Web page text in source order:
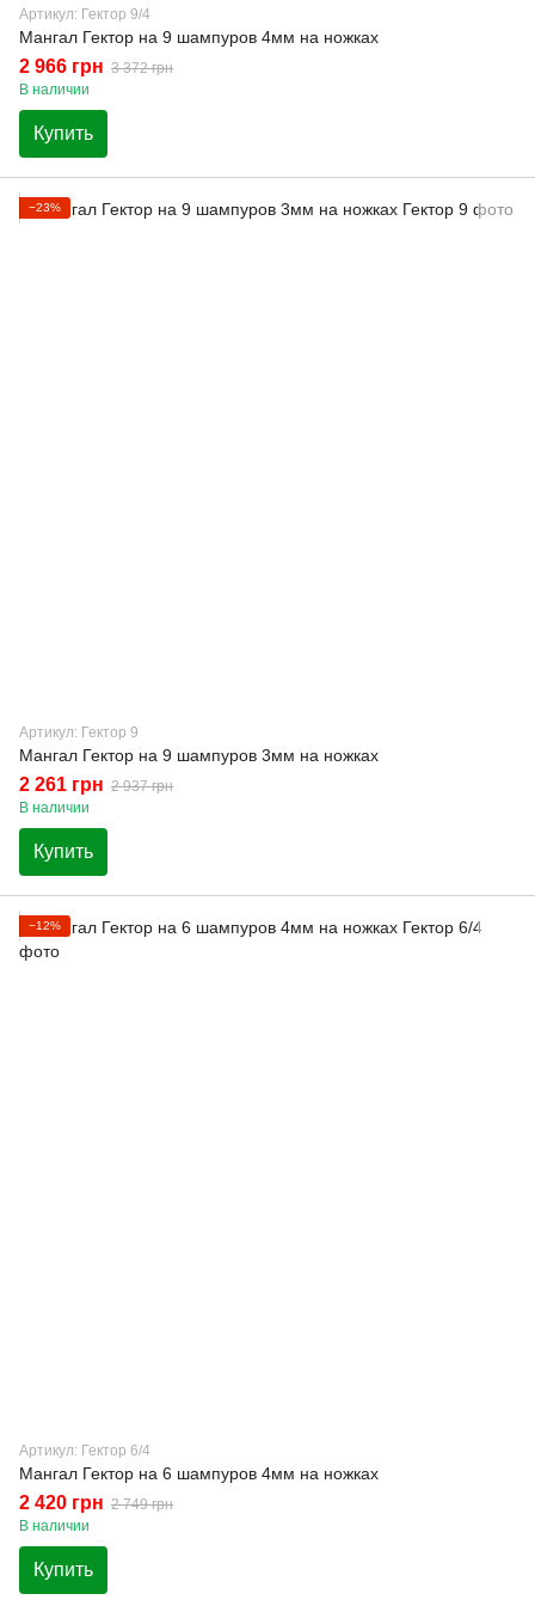
Артикул: Гектор 9/4
Мангал Гектор на 9 шампуров 4мм на ножках
2 966 грн 3 372 грн
В наличии
Купить
−23%
Артикул: Гектор 9
Мангал Гектор на 9 шампуров 3мм на ножках
2 261 грн 2 937 грн
В наличии
Купить
−12%
Артикул: Гектор 6/4
Мангал Гектор на 6 шампуров 4мм на ножках
2 420 грн 2 749 грн
В наличии
Купить